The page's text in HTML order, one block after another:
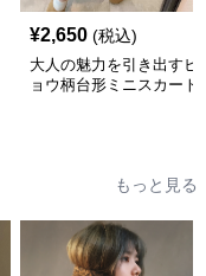
¥2,650 (税込)
大人の魅力を引き出すヒ
ョウ柄台形ミニスカート
もっと見る